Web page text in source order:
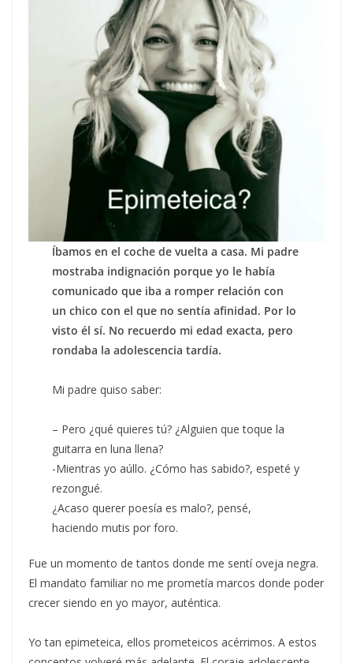
Íbamos en el coche de vuelta a casa. Mi padre
mostraba indignación porque yo le había
comunicado que iba a romper relación con
un chico con el que no sentía afinidad. Por lo
visto él sí. No recuerdo mi edad exacta, pero
rondaba la adolescencia tardía.
Mi padre quiso saber:
– Pero ¿qué quieres tú? ¿Alguien que toque la
guitarra en luna llena?
-Mientras yo aúllo. ¿Cómo has sabido?, espeté y
rezongué.
¿Acaso querer poesía es malo?, pensé,
haciendo mutis por foro.
Fue un momento de tantos donde me sentí oveja negra.
El mandato familiar no me prometía marcos donde poder
crecer siendo en yo mayor, auténtica.
Yo tan epimeteica, ellos prometeicos acérrimos. A estos